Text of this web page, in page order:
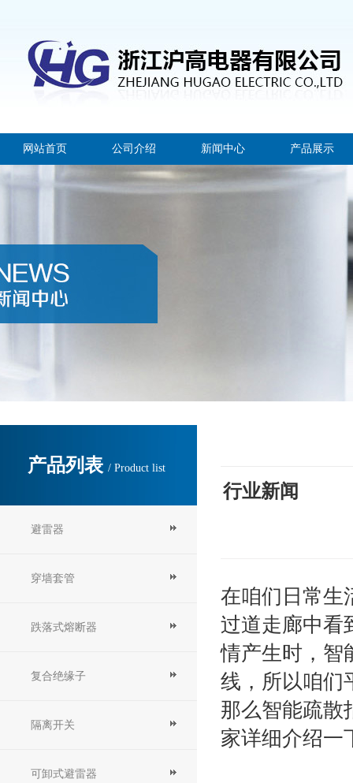
网站首页 公司介绍 新闻中心 产品展示
产品列表 / Product list
避雷器
穿墙套管
跌落式熔断器
复合绝缘子
隔离开关
可卸式避雷器
行业新闻
在咱们日常生
过道走廊中看
情产生时，智
线，所以咱们
那么智能疏散
家详细介绍一